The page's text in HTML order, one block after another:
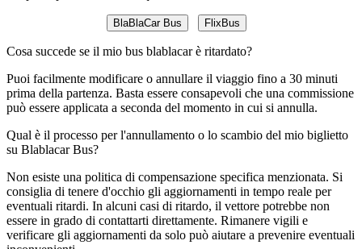
BlaBlaCar Bus FlixBus
Cosa succede se il mio bus blablacar è ritardato?
Puoi facilmente modificare o annullare il viaggio fino a 30 minuti
prima della partenza. Basta essere consapevoli che una commissione
può essere applicata a seconda del momento in cui si annulla.
Qual è il processo per l'annullamento o lo scambio del mio biglietto
su Blablacar Bus?
Non esiste una politica di compensazione specifica menzionata. Si
consiglia di tenere d'occhio gli aggiornamenti in tempo reale per
eventuali ritardi. In alcuni casi di ritardo, il vettore potrebbe non
essere in grado di contattarti direttamente. Rimanere vigili e
verificare gli aggiornamenti da solo può aiutare a prevenire eventuali